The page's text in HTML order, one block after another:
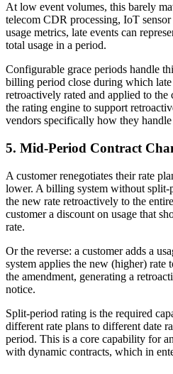
At low event volumes, this barely
telecom CDR processing, IoT
usage metrics, late events can
total usage in a period.
Configurable grace periods handle
billing period close during which late
retroactively rated and applied to
the rating engine to support
vendors specifically how they handle
5. Mid-Period Contract
A customer renegotiates their rate
lower. A billing system without split-
the new rate retroactively to the
customer a discount on usage that
rate.
Or the reverse: a customer adds a
system applies the new (higher) rate
the amendment, generating a
notice.
Split-period rating is the required
different rate plans to different date
period. This is a core capability for
with dynamic contracts, which in